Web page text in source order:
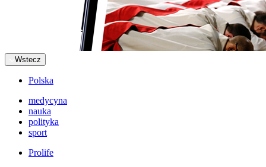
Wstecz
Polska
medycyna
nauka
polityka
sport
Prolife